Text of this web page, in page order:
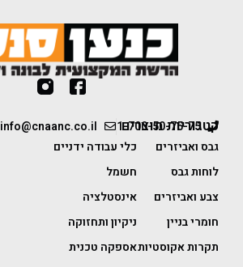
1-700-50-75-75
info@cnaanc.co.il קטגוריות מוצרים
גבס ואביזרים
לוחות גבס
צבע ואביזרים
חומרי בניין
תקרות אקוסטיות
כלי עבודה ידניים
חשמל
אינסטלציה
ניקיון ותחזוקה
אספקה טכנית